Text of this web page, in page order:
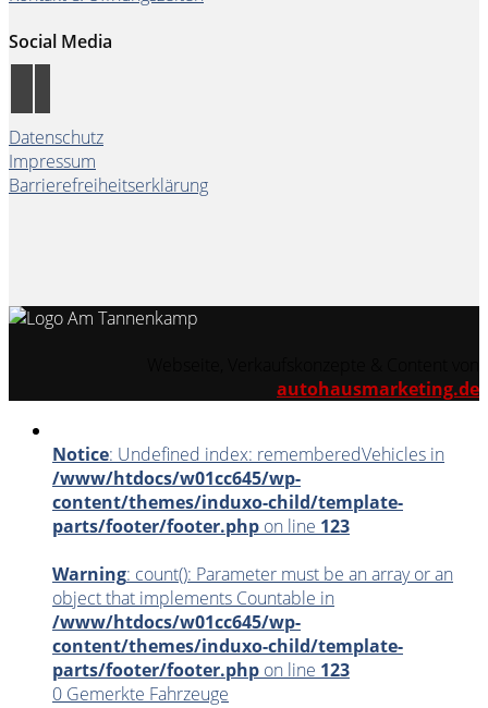
Social Media
Datenschutz
Impressum
Barrierefreiheitserklärung
autohausmarketing.de
Notice: Undefined index: rememberedVehicles in
/www/htdocs/w01cc645/wp-
content/themes/induxo-child/template-
parts/footer/footer.php on line 123
Warning: count(): Parameter must be an array or an
object that implements Countable in
/www/htdocs/w01cc645/wp-
content/themes/induxo-child/template-
parts/footer/footer.php on line 123
0 Gemerkte Fahrzeuge